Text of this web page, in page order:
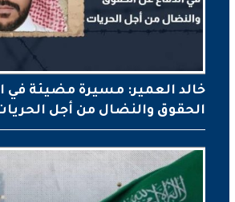
خالد العمير: مسيرة مضيئة في
الحقوق والنضال من أجل